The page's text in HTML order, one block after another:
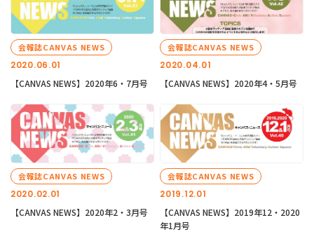
2020.06.01
会報誌CANVAS NEWS
【CANVAS NEWS】2020年6・7月号
2020.04.01
会報誌CANVAS NEWS
【CANVAS NEWS】2020年4・5月号
2020.02.01
会報誌CANVAS NEWS
【CANVAS NEWS】2020年2・3月号
2019.12.01
会報誌CANVAS NEWS
【CANVAS NEWS】2019年12・2020
年1月号